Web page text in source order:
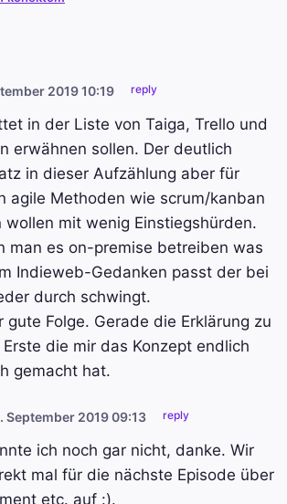
2019 10:19 reply
in der Liste von Taiga, Trello und
erwähnen sollen. Der deutlich
in dieser Aufzählung aber für
agile Methoden wie scrum/kanban
wollen mit wenig Einstiegshürden.
man es on-premise betreiben was
Indieweb-Gedanken passt der bei
durch schwingt.
gute Folge. Gerade die Erklärung zu
die mir das Konzept endlich
gemacht hat.
September 2019 09:13 reply
ich noch gar nicht, danke. Wir
mal für die nächste Episode über
etc. auf :).